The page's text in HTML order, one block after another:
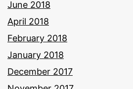
June 2018
April 2018
February 2018
January 2018
December 2017